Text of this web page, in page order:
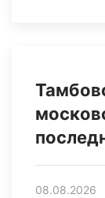
08.08.2026